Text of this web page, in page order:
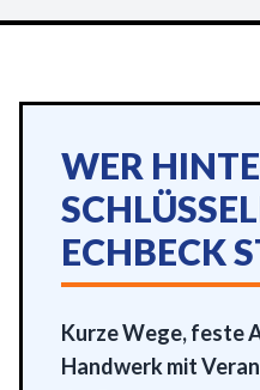
WER
ECHBECK
Kurze Wege, feste
Handwerk mit